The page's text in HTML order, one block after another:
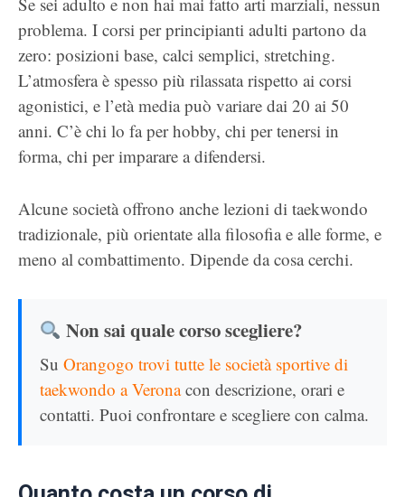
problema. I corsi per principianti adulti partono da
zero: posizioni base, calci semplici, stretching.
L’atmosfera è spesso più rilassata rispetto ai corsi
agonistici, e l’età media può variare dai 20 ai 50
anni. C’è chi lo fa per hobby, chi per tenersi in
forma, chi per imparare a difendersi.
Alcune società offrono anche lezioni di taekwondo
tradizionale, più orientate alla filosofia e alle forme, e
meno al combattimento. Dipende da cosa cerchi.
Non sai quale corso scegliere?
Su Orangogo trovi tutte le società sportive di
taekwondo a Veronacon descrizione, orari e
contatti. Puoi confrontare e scegliere con calma.